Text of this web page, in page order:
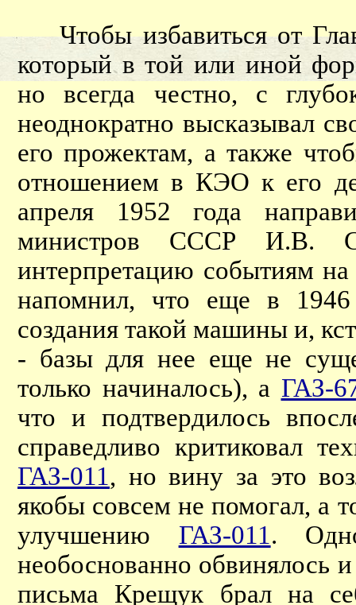
Чтобы избавиться от
который в той или иной
но всегда честно, с
неоднократно высказывал
его прожектам, а также
отношением в КЭО к его
апреля 1952 года
министров СССР И.В.
интерпретацию событиям
напомнил, что еще в
создания такой машины и,
- базы для нее еще не
только начиналось), а ГАЗ-
что и подтвердилось
справедливо критиковал
ГАЗ-011, но вину за это
якобы совсем не помогал, а
улучшению ГАЗ-011.
необоснованно обвинялось
письма Крещук брал на